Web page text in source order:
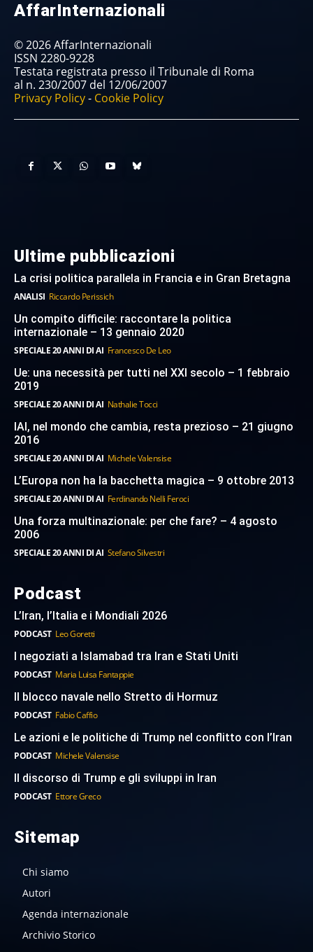
AffarInternazionali
© 2026 AffarInternazionali
ISSN 2280-9228
Testata registrata presso il Tribunale di Roma
al n. 230/2007 del 12/06/2007
Privacy Policy- Cookie Policy
Ultime pubblicazioni
La crisi politica parallela in Francia e in Gran Bretagna
ANALISI Riccardo Perissich
Un compito difficile: raccontare la politica
internazionale – 13 gennaio 2020
SPECIALE 20 ANNI DI AI Francesco De Leo
Ue: una necessità per tutti nel XXI secolo – 1 febbraio
2019
SPECIALE 20 ANNI DI AI Nathalie Tocci
IAI, nel mondo che cambia, resta prezioso – 21 giugno
2016
SPECIALE 20 ANNI DI AI Michele Valensise
L’Europa non ha la bacchetta magica – 9 ottobre 2013
SPECIALE 20 ANNI DI AI Ferdinando Nelli Feroci
Una forza multinazionale: per che fare? – 4 agosto
2006
SPECIALE 20 ANNI DI AI Stefano Silvestri
Podcast
L’Iran, l’Italia e i Mondiali 2026
PODCAST Leo Goretti
I negoziati a Islamabad tra Iran e Stati Uniti
PODCAST Maria Luisa Fantappie
Il blocco navale nello Stretto di Hormuz
PODCAST Fabio Caffio
Le azioni e le politiche di Trump nel conflitto con l’Iran
PODCAST Michele Valensise
Il discorso di Trump e gli sviluppi in Iran
PODCAST Ettore Greco
Sitemap
Chi siamo
Autori
Agenda internazionale
Archivio Storico